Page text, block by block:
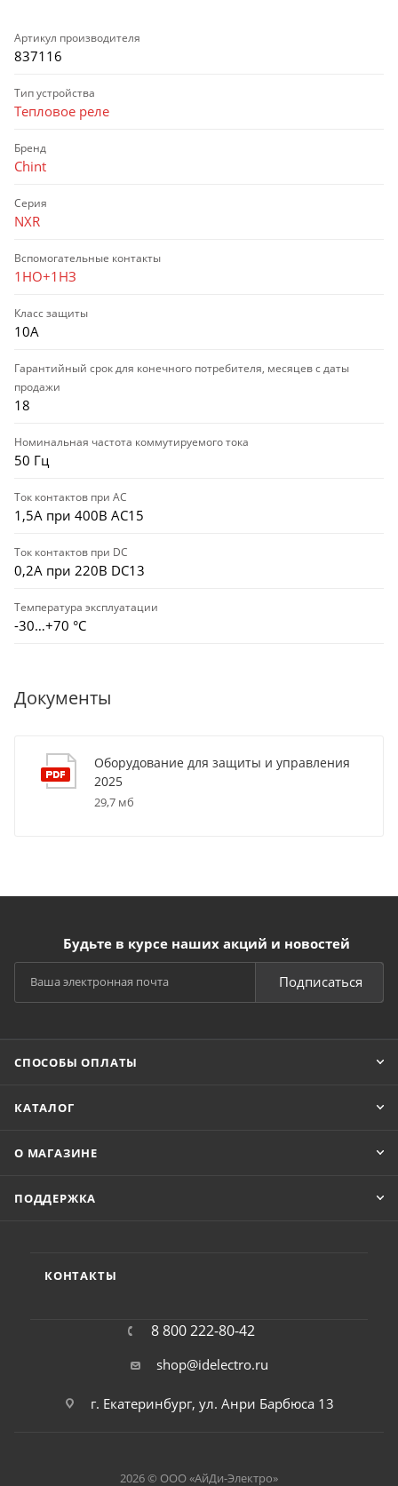
Артикул производителя
837116
Тип устройства
Тепловое реле
Бренд
Chint
Серия
NXR
Вспомогательные контакты
1НО+1НЗ
Класс защиты
10А
Гарантийный срок для конечного потребителя, месяцев с даты
продажи
18
Номинальная частота коммутируемого тока
50 Гц
Ток контактов при АС
1,5А при 400В AC15
Ток контактов при DC
0,2А при 220В DC13
Температура эксплуатации
-30…+70 °C
Документы
Оборудование для защиты и управления
2025
29,7 мб
Будьте в курсе наших акций и новостей
Подписаться
СПОСОБЫ ОПЛАТЫ
КАТАЛОГ
О МАГАЗИНЕ
ПОДДЕРЖКА
КОНТАКТЫ
8 800 222-80-42
shop@idelectro.ru
г. Екатеринбург, ул. Анри Барбюса 13
2026 © ООО «АйДи-Электро»